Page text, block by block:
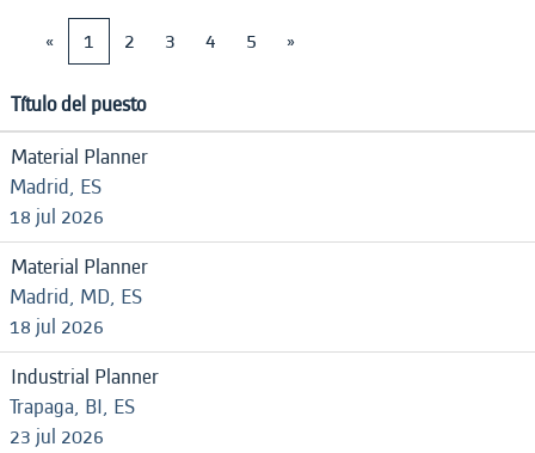
«
1 2 3 4 5 »
Título del puesto
Material Planner
Madrid, ES
18 jul 2026
Material Planner
Madrid, MD, ES
18 jul 2026
Industrial Planner
Trapaga, BI, ES
23 jul 2026